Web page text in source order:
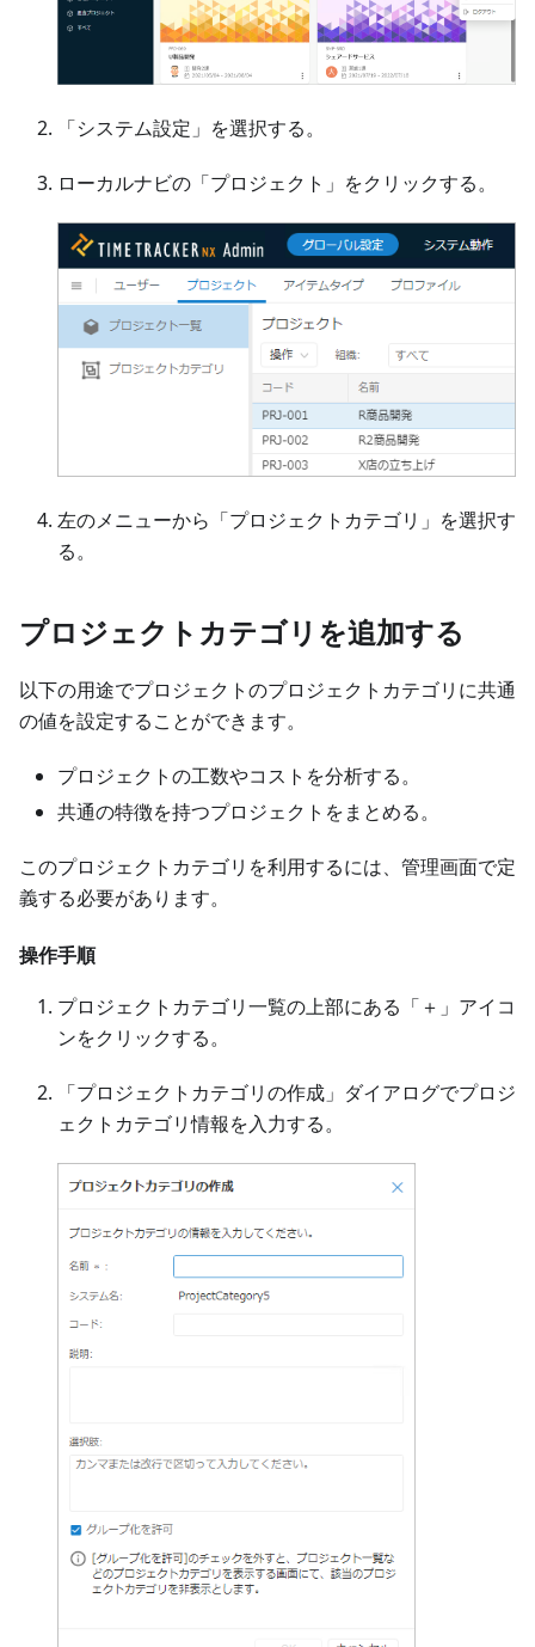
「システム設定」を選択する。
ローカルナビの「プロジェクト」をクリックする。
左のメニューから「プロジェクトカテゴリ」を選択す
る。
プロジェクトカテゴリを追加する
以下の用途でプロジェクトのプロジェクトカテゴリに共通
の値を設定することができます。
プロジェクトの工数やコストを分析する。
共通の特徴を持つプロジェクトをまとめる。
このプロジェクトカテゴリを利用するには、管理画面で定
義する必要があります。
操作手順
プロジェクトカテゴリ一覧の上部にある「＋」アイコ
ンをクリックする。
「プロジェクトカテゴリの作成」ダイアログでプロジ
ェクトカテゴリ情報を入力する。